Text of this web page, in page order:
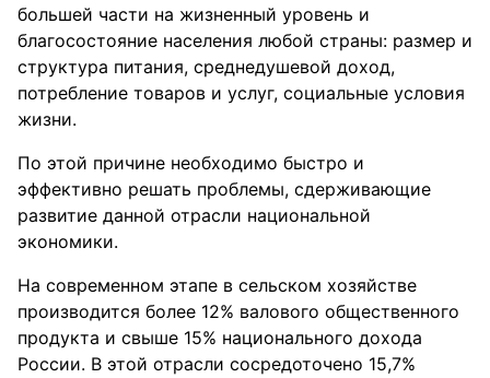
большей части на жизненный уровень и
благосостояние населения любой страны: размер и
структура питания, среднедушевой доход,
потребление товаров и услуг, социальные условия
жизни.
По этой причине необходимо быстро и
эффективно решать проблемы, сдерживающие
развитие данной отрасли национальной
экономики.
На современном этапе в сельском хозяйстве
производится более 12% валового общественного
продукта и свыше 15% национального дохода
России. В этой отрасли сосредоточено 15,7%